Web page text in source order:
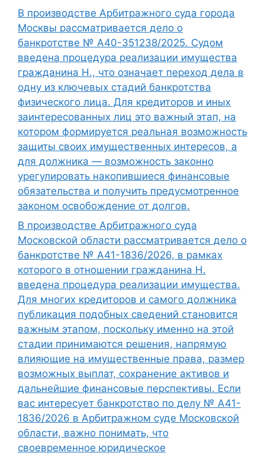
В производстве Арбитражного суда города
Москвы рассматривается дело о
банкротстве № А40-351238/2025. Судом
введена процедура реализации имущества
гражданина Н., что означает переход дела в
одну из ключевых стадий банкротства
физического лица. Для кредиторов и иных
заинтересованных лиц это важный этап, на
котором формируется реальная возможность
защиты своих имущественных интересов, а
для должника — возможность законно
урегулировать накопившиеся финансовые
обязательства и получить предусмотренное
законом освобождение от долгов.
В производстве Арбитражного суда
Московской области рассматривается дело о
банкротстве № А41-1836/2026, в рамках
которого в отношении гражданина Н.
введена процедура реализации имущества.
Для многих кредиторов и самого должника
публикация подобных сведений становится
важным этапом, поскольку именно на этой
стадии принимаются решения, напрямую
влияющие на имущественные права, размер
возможных выплат, сохранение активов и
дальнейшие финансовые перспективы. Если
вас интересует банкротство по делу № А41-
1836/2026 в Арбитражном суде Московской
области, важно понимать, что
своевременное юридическое